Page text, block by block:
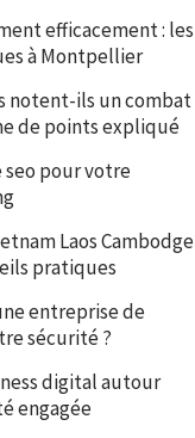
efficacement : les
à Montpellier
notent-ils un combat
de points expliqué
seo pour votre
Laos Cambodge
pratiques
entreprise de
sécurité ?
digital autour
engagée